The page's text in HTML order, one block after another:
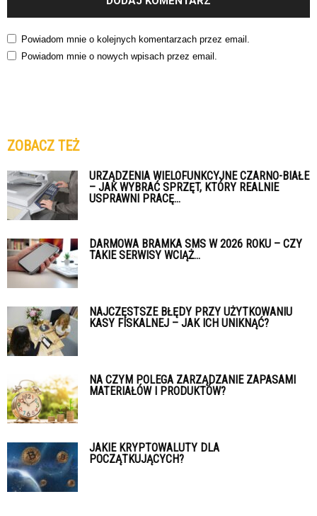
Powiadom mnie o kolejnych komentarzach przez email.
Powiadom mnie o nowych wpisach przez email.
ZOBACZ TEŻ
URZĄDZENIA WIELOFUNKCYJNE CZARNO-BIAŁE
– JAK WYBRAĆ SPRZĘT, KTÓRY REALNIE
USPRAWNI PRACĘ...
DARMOWA BRAMKA SMS W 2026 ROKU – CZY
TAKIE SERWISY WCIĄŻ...
NAJCZĘSTSZE BŁĘDY PRZY UŻYTKOWANIU
KASY FISKALNEJ – JAK ICH UNIKNĄĆ?
NA CZYM POLEGA ZARZĄDZANIE ZAPASAMI
MATERIAŁÓW I PRODUKTÓW?
JAKIE KRYPTOWALUTY DLA
POCZĄTKUJĄCYCH?